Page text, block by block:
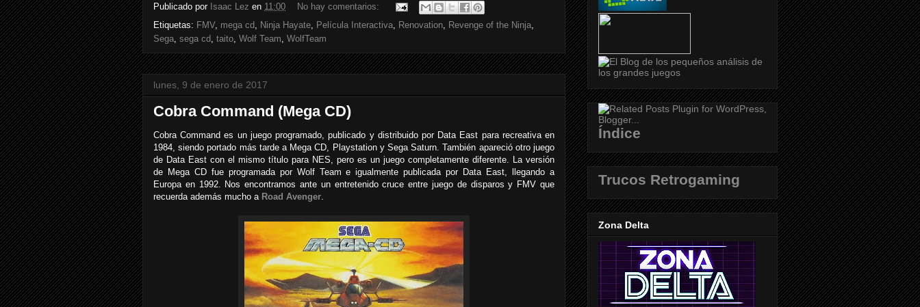
Publicado por Isaac Lez en 11:00
No hay comentarios:
Etiquetas: FMV, mega cd Ninja Hayate Película Interactiva Renovation Revenge of the Ninja
Sega sega cd taito Wolf Team WolfTeam
lunes, 9 de enero de 2017
Cobra Command (Mega CD)
Cobra Command es un juego programado, publicado y distribuido por Data East para recreativa en
1984, siendo portado más tarde a Mega CD, Playstation y Sega Saturn. También apareció otro juego
de Data East con el mismo título para NES, pero es un juego completamente diferente. La versión
de Mega CD fue programada por Wolf Team e igualmente publicada por Data East, llegando a
Europa en 1992. Nos encontramos ante un entretenido cruce entre juego de disparos y FMV que
recuerda además mucho a Road Avenger
Índice
Trucos Retrogaming
Zona Delta